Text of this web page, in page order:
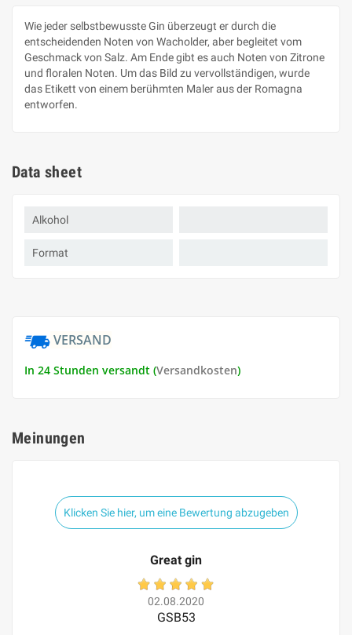
Wie jeder selbstbewusste Gin überzeugt er durch die
entscheidenden Noten von Wacholder, aber begleitet vom
Geschmack von Salz. Am Ende gibt es auch Noten von Zitrone
und floralen Noten. Um das Bild zu vervollständigen, wurde
das Etikett von einem berühmten Maler aus der Romagna
entworfen.
Data sheet
Alkohol
Format
VERSAND
In 24 Stunden versandt (Versandkosten)
Meinungen
Klicken Sie hier, um eine Bewertung abzugeben
Great gin
02.08.2020
GSB53